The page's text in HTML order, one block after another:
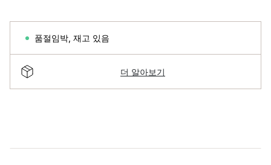
품절임박 재고 있음
더 알아보기